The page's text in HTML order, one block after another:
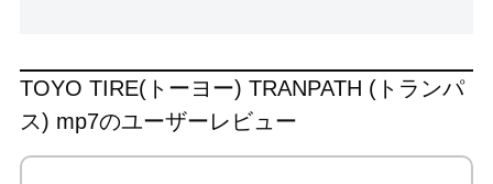
TOYO TIRE(トーヨー) TRANPATH (トランパ
ス) mp7のユーザーレビュー